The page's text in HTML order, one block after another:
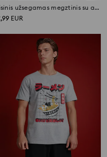
Flisinis užsegamas megztinis su aukšta apykakle
,99 EUR